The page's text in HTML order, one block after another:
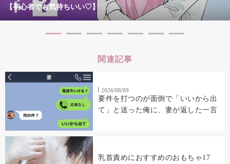
【初心者でも気持ちいい♡】
関連記事
2026/08/09
要件を打つのが面倒で「いいから出
て」と送った俺に、妻が返した一言
乳首責めにおすすめのおもちゃ17